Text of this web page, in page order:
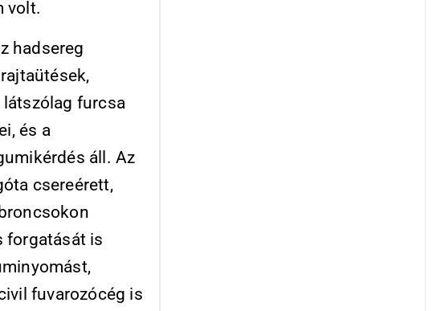
volt.
hadsereg
furcsa
és a
áll. Az
csereérett,
forgatását is
fuvarozócég is